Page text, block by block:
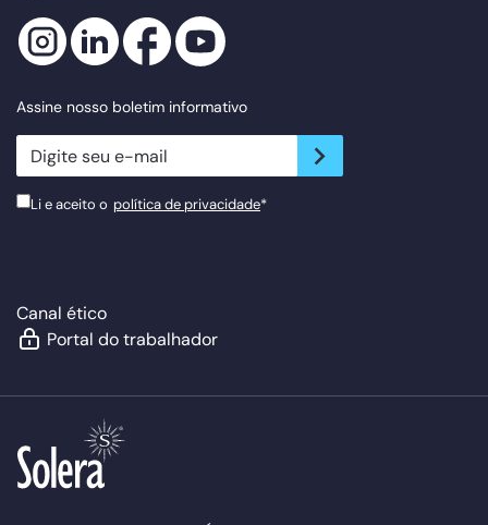
Assine nosso boletim informativo
newsletter.suscribe
Li e aceito o política de privacidade*
Canal ético
Portal do trabalhador